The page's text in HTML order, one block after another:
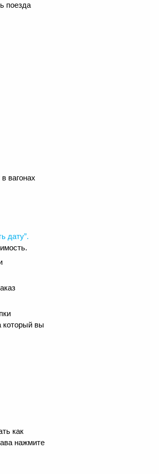
поезда
вагонах
дату”.
который вы
как
нажмите